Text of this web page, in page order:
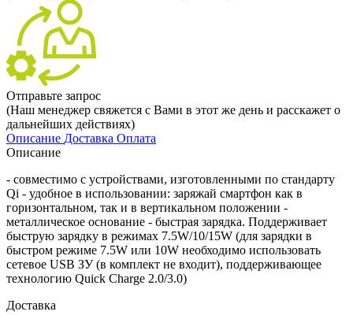
Отправьте запрос
(Наш менеджер свяжется с Вами в этот же день и расскажет о
дальнейших действиях)
Описание Доставка Оплата
Описание
- совместимо с устройствами, изготовленными по стандарту
Qi - удобное в использовании: заряжай смартфон как в
горизонтальном, так и в вертикальном положении -
металлическое основание - быстрая зарядка. Поддерживает
быструю зарядку в режимах 7.5W/10/15W (для зарядки в
быстром режиме 7.5W или 10W необходимо использовать
сетевое USB ЗУ (в комплект не входит), поддерживающее
технологию Quick Charge 2.0/3.0)
Доставка